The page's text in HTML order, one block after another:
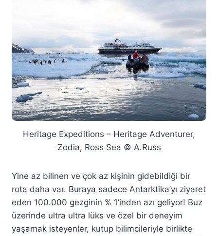
Heritage Expeditions – Heritage Adventurer,
Zodia, Ross Sea © A.Russ
Yine az bilinen ve çok az kişinin gidebildiği bir
rota daha var. Buraya sadece Antarktika’yı ziyaret
eden 100.000 gezginin % 1’inden azı geliyor! Buz
üzerinde ultra ultra lüks ve özel bir deneyim
yaşamak isteyenler, kutup bilimcileriyle birlikte